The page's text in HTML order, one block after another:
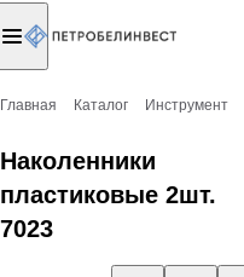
Главная Каталог Инструмент
Наколенники
пластиковые 2шт.
7023